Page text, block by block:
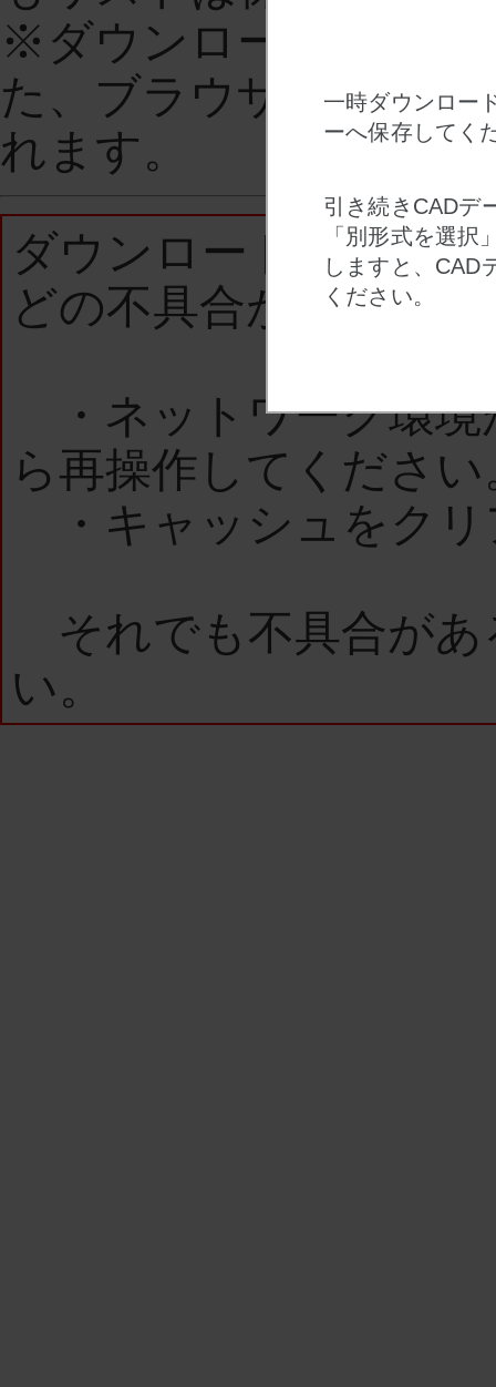
※ダウンロードをする
た、ブラウザを閉じた
れます。
ダウンロードされな
どの不具合があった
・ネットワーク環境
ら再操作してください
・キャッシュをクリ
それでも不具合があ
い。
一時ダウンロー
ーへ保存してく
引き続きCADデ
「別形式を選
しますと、CAD
ください。